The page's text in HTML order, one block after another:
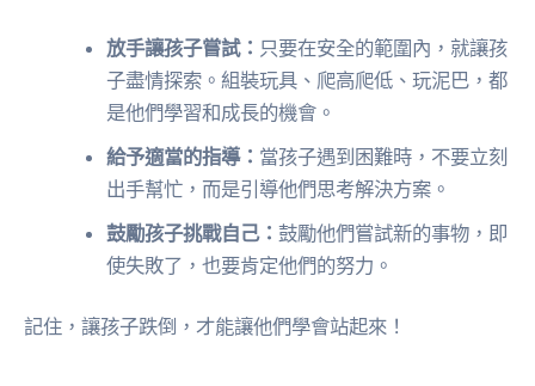
放手讓孩子嘗試： 只要在安全的範圍內，就讓孩
子盡情探索。組裝玩具、爬高爬低、玩泥巴，都
是他們學習和成長的機會。
給予適當的指導： 當孩子遇到困難時，不要立刻
出手幫忙，而是引導他們思考解決方案。
鼓勵孩子挑戰自己：鼓勵他們嘗試新的事物，即
使失敗了，也要肯定他們的努力。
記住，讓孩子跌倒，才能讓他們學會站起來！